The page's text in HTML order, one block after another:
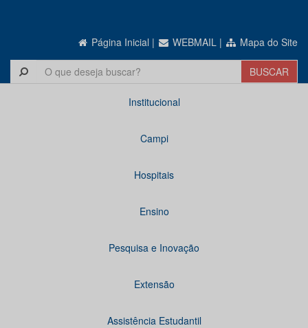
Página Inicial | WEBMAIL | Mapa do Site
Institucional
Campi
Hospitais
Ensino
Pesquisa e Inovação
Extensão
Assistência Estudantil